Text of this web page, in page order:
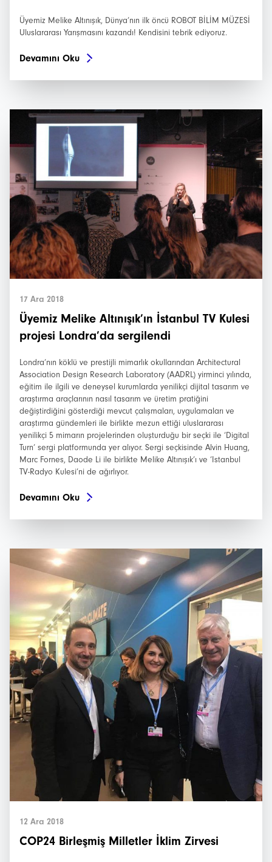
Üyemiz Melike Altınışık, Dünya’nın ilk öncü ROBOT BİLİM MÜZESİ
Uluslararası Yarışmasını kazandı! Kendisini tebrik ediyoruz.
Devamını Oku
17 Ara 2018
Üyemiz Melike Altınışık’ın İstanbul TV Kulesi
projesi Londra’da sergilendi
Londra’nın köklü ve prestijli mimarlık okullarından Architectural
Association Design Research Laboratory (AADRL) yirminci yılında,
eğitim ile ilgili ve deneysel kurumlarda yenilikçi dijital tasarım ve
araştırma araçlarının nasıl tasarım ve üretim pratiğini
değiştirdiğini gösterdiği mevcut çalışmaları, uygulamaları ve
araştırma gündemleri ile birlikte mezun ettiği uluslararası
yenilikçi 5 mimarın projelerinden oluşturduğu bir seçki ile ‘Digital
Turn’ sergi platformunda yer alıyor. Sergi seçkisinde Alvin Huang,
Marc Fornes, Daode Li ile birlikte Melike Altınışık’ı ve ‘Istanbul
TV-Radyo Kulesi’ni de ağırlıyor.
Devamını Oku
12 Ara 2018
COP24 Birleşmiş Milletler İklim Zirvesi